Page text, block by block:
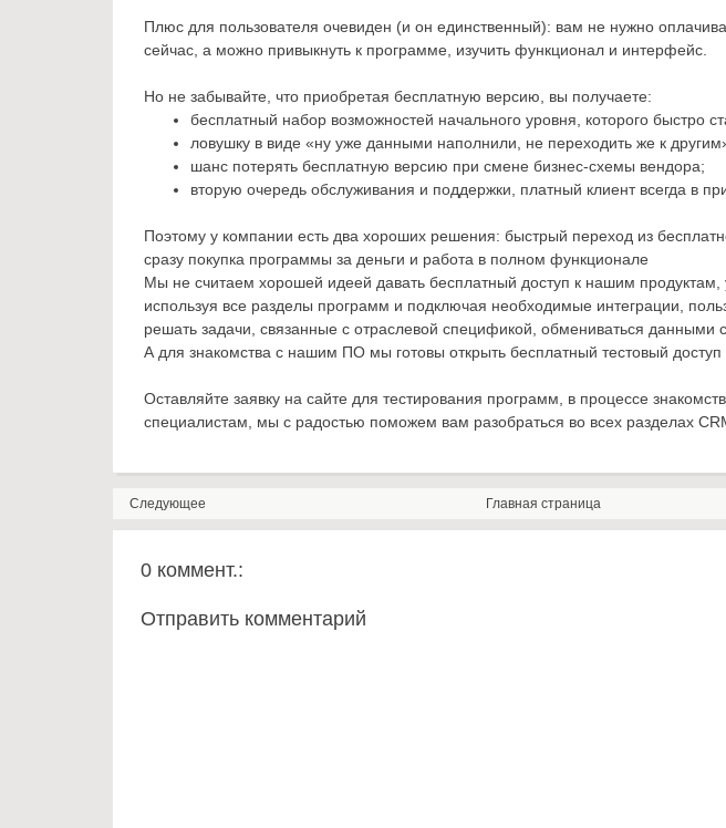
Плюс для пользователя очевиден (и он единственный): вам не нужно
сейчас, а можно привыкнуть к программе, изучить функционал и интерфейс.
Но не забывайте, что приобретая бесплатную версию, вы получаете:
бесплатный набор возможностей начального уровня, которого быстро
ловушку в виде «ну уже данными наполнили, не переходить же к
шанс потерять бесплатную версию при смене бизнес-схемы вендора;
вторую очередь обслуживания и поддержки, платный клиент всегда в
Поэтому у компании есть два хороших решения: быстрый переход из
сразу покупка программы за деньги и работа в полном функционале
Мы не считаем хорошей идеей давать бесплатный доступ к нашим продуктам,
используя все разделы программ и подключая необходимые интеграции,
решать задачи, связанные с отраслевой спецификой, обмениваться данными
А для знакомства с нашим ПО мы готовы открыть бесплатный тестовый
Оставляйте заявку на сайте для тестирования программ, в процессе
специалистам, мы с радостью поможем вам разобраться во всех разделах
Следующее Главная страница
0 коммент.:
Отправить комментарий